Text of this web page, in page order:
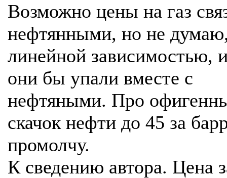
Возможно цены на газ
нефтянными, но не
линейной зависимостью,
они бы упали вместе с
нефтяными. Про
скачок нефти до 45 за
промолчу.
К сведению автора. Цена